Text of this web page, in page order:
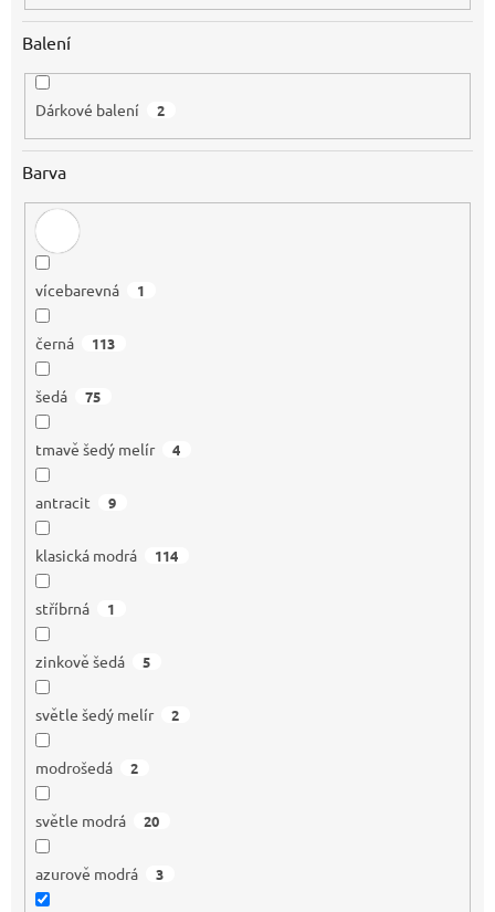
Balení
Dárkové balení 2
Barva
vícebarevná 1
černá 113
šedá 75
tmavě šedý melír 4
antracit 9
klasická modrá 114
stříbrná 1
zinkově šedá 5
světle šedý melír 2
modrošedá 2
světle modrá 20
azurově modrá 3